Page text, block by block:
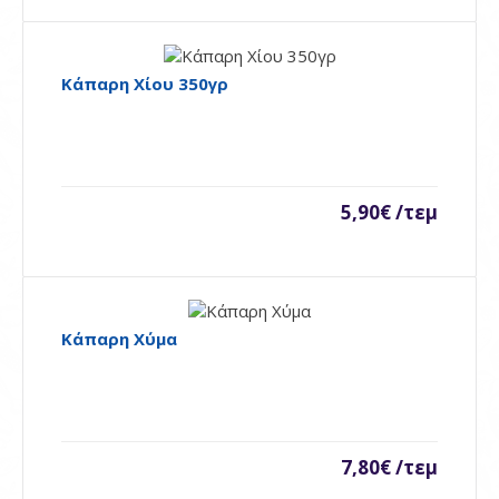
Το προϊόν αντιστοιχεί σε συσκευασία 5 κιλά. ( Τιμή
Ποσθήκη στη λίστα επιθυμιών
Χίου. Παραγωγός Ιωάννα Φλωράκη.Το προϊόν
Κάπαρη Χίου 350γρ
5,90€ /τεμ
Κάπαρη Χύμα
7,80€ /τεμ